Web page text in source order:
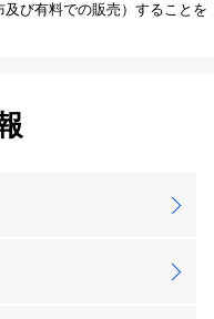
び有料での販売）することを